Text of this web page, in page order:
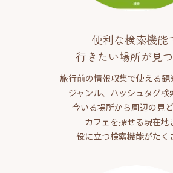
便利な検索機能
行きたい場所が見
旅行前の情報収集で使える観
ジャンル、ハッシュタグ検
今いる場所から周辺の見
カフェを探せる現在地
役に立つ検索機能がたく